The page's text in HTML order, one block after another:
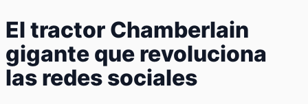
El tractor Chamberlain
gigante que revoluciona
las redes sociales